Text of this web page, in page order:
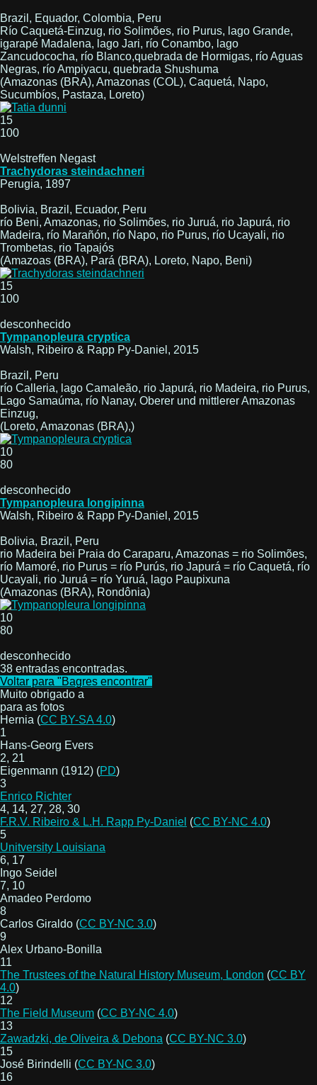
Brazil, Equador, Colombia, Peru
Río Caquetá-Einzug, rio Solimões, rio Purus, lago Grande,
igarapé Madalena, lago Jari, río Conambo, lago
Zancudococha, río Blanco,quebrada de Hormigas, río Aguas
Negras, río Ampiyacu, quebrada Shushuma
(Amazonas (BRA), Amazonas (COL), Caquetá, Napo,
Sucumbíos, Pastaza, Loreto)
15
100
Welstreffen Negast
Trachydoras steindachneri
Perugia, 1897
Bolivia, Brazil, Ecuador, Peru
río Beni, Amazonas, rio Solimões, rio Juruá, rio Japurá, rio
Madeira, río Marañón, río Napo, rio Purus, río Ucayali, rio
Trombetas, rio Tapajós
(Amazoas (BRA), Pará (BRA), Loreto, Napo, Beni)
15
100
desconhecido
Tympanopleura cryptica
Walsh, Ribeiro & Rapp Py-Daniel, 2015
Brazil, Peru
río Calleria, lago Camaleão, rio Japurá, rio Madeira, rio Purus,
Lago Samaúma, río Nanay, Oberer und mittlerer Amazonas
Einzug,
(Loreto, Amazonas (BRA),)
10
80
desconhecido
Tympanopleura longipinna
Walsh, Ribeiro & Rapp Py-Daniel, 2015
Bolivia, Brazil, Peru
rio Madeira bei Praia do Caraparu, Amazonas = rio Solimões,
río Mamoré, rio Purus = río Purús, rio Japurá = río Caquetá, río
Ucayali, rio Juruá = río Yuruá, lago Paupixuna
(Amazonas (BRA), Rondônia)
10
80
desconhecido
38 entradas encontradas.
Voltar para "Bagres encontrar"
Muito obrigado a
para as fotos
Hernia (CC BY-SA 4.0)
1
Hans-Georg Evers
2, 21
Eigenmann (1912) (PD)
3
Enrico Richter
4, 14, 27, 28, 30
F.R.V. Ribeiro & L.H. Rapp Py-Daniel (CC BY-NC 4.0)
5
Unitversity Louisiana
6, 17
Ingo Seidel
7, 10
Amadeo Perdomo
8
Carlos Giraldo (CC BY-NC 3.0)
9
Alex Urbano-Bonilla
11
The Trustees of the Natural History Museum, London (CC BY
4.0)
12
The Field Museum (CC BY-NC 4.0)
13
Zawadzki, de Oliveira & Debona (CC BY-NC 3.0)
15
José Birindelli (CC BY-NC 3.0)
16